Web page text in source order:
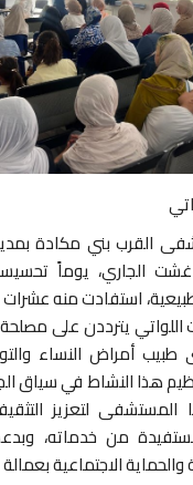
العربية
القرب بني مكادة
5 غشت الجاري، يوماً
استفادت منه
يترددن على
طبيب أمراض النساء
هذا النشاط في سياق
المستشفى لتعزيز
من خدماته،
والحماية الاجتماعية